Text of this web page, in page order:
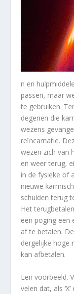
n en
passen, maar
te gebruiken.
degenen die
wezens
reïncarnatie.
wezen zich van
en weer terug,
in de fysieke of
nieuwe
schulden terug
Het
een poging een
af te betalen.
dergelijke hoge
kan afbetalen.
Een voorbeeld.
velen dat, als